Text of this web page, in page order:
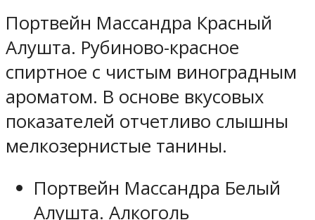
Портвейн Массандра Красный
Алушта. Рубиново-красное
спиртное с чистым виноградным
ароматом. В основе вкусовых
показателей отчетливо слышны
мелкозернистые танины.
Портвейн Массандра Белый
Алушта. Алкоголь